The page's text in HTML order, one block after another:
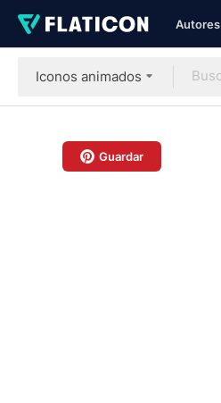
Autores
Iconos animados
Guardar